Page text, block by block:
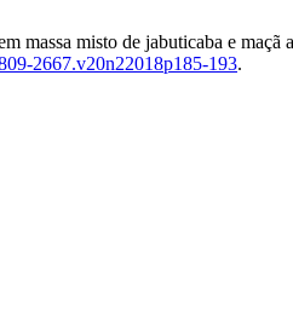
massa misto de jabuticaba e
2667.v20n22018p185-193.